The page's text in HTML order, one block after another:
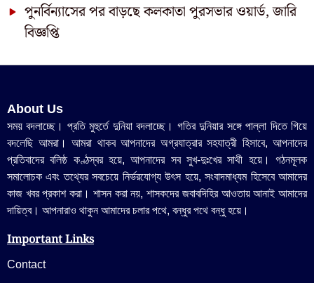
পুনর্বিন্যাসের পর বাড়ছে কলকাতা পুরসভার ওয়ার্ড, জারি
বিজ্ঞপ্তি
About Us
সময় বদলাচ্ছে। প্রতি মুহুর্তে দুনিয়া বদলাচ্ছে। গতির দুনিয়ার সঙ্গে পাল্লা দিতে গিয়ে
বদলেছি আমরা। আমরা থাকব আপনাদের অগ্রযাত্রার সহযাত্রী হিসাবে, আপনাদের
প্রতিবাদের বলিষ্ঠ কণ্ঠস্বর হয়ে, আপনাদের সব সুখ-দুঃখের সাথী হয়ে। গঠনমূলক
সমালোচক এবং তথ্যের সবচেয়ে নির্ভরযোগ্য উ‍ৎস হয়ে, সংবাদমাধ্যম হিসেবে আমাদের
কাজ খবর প্রকাশ করা। শাসন করা নয়, শাসকদের জবাবদিহির আওতায় আনাই আমাদের
দায়িত্ব। আপনারাও থাকুন আমাদের চলার পথে, বন্ধুর পথে বন্ধু হয়ে।
Important Links
Contact